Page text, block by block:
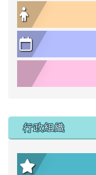
行政組織